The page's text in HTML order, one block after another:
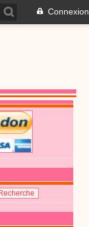
Connexion